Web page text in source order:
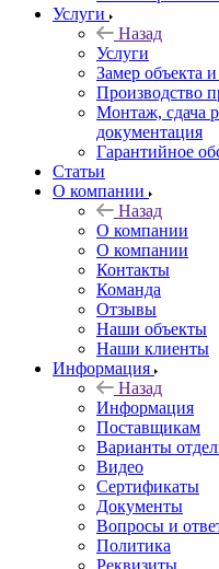
Услуги
Назад
Услуги
Замер объекта
Производство
Монтаж, сдача
документация
Гарантийное
Статьи
О компании
Назад
О компании
О компании
Контакты
Команда
Отзывы
Наши объекты
Наши клиенты
Информация
Назад
Информация
Поставщикам
Варианты
Видео
Сертификаты
Документы
Вопросы и
Политика
Реквизиты